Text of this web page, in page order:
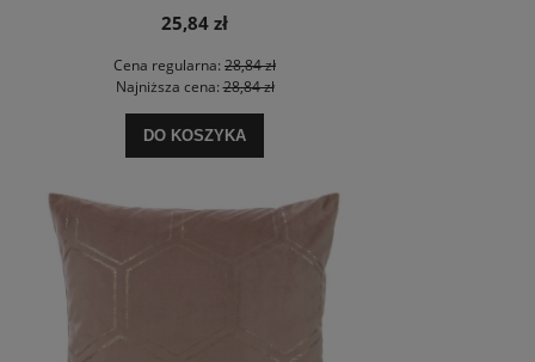
25,84 zł
Cena regularna: 28,84 zł
Najniższa cena:28,84 zł
DO KOSZYKA